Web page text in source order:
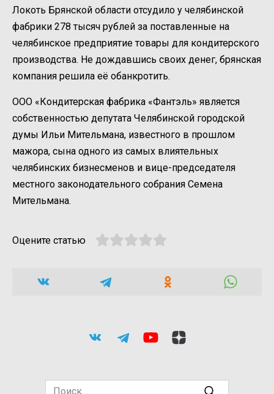
Локоть Брянской области отсудило у челябинской
фабрики 278 тысяч рублей за поставленные на
челябинское предприятие товары для кондитерского
производства. Не дождавшись своих денег, брянская
компания решила её обанкротить.
ООО «Кондитерская фабрика «Фантэль» является
собственностью депутата Челябинской городской
думы Ильи Мительмана, известного в прошлом
мажора, сына одного из самых влиятельных
челябинских бизнесменов и вице-председателя
местного законодательного собрания Семена
Мительмана.
Оцените статью
Search